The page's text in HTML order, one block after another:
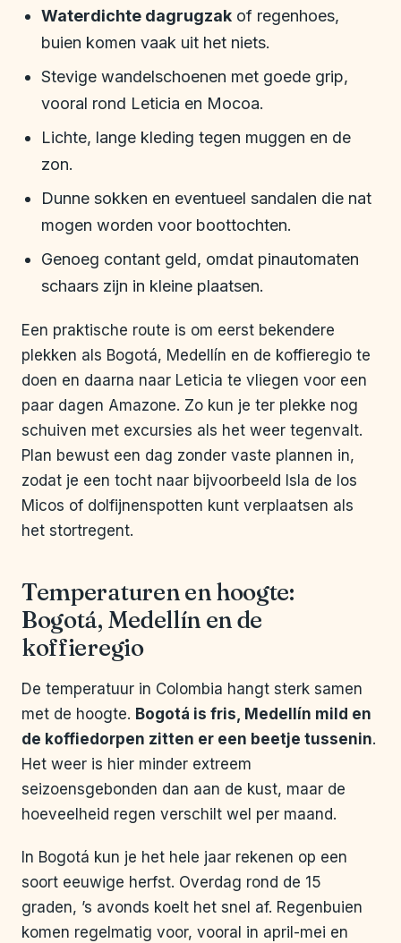
Waterdichte dagrugzak of regenhoes,
buien komen vaak uit het niets.
Stevige wandelschoenen met goede grip,
vooral rond Leticia en Mocoa.
Lichte, lange kleding tegen muggen en de
zon.
Dunne sokken en eventueel sandalen die nat
mogen worden voor boottochten.
Genoeg contant geld, omdat pinautomaten
schaars zijn in kleine plaatsen.
Een praktische route is om eerst bekendere
plekken als Bogotá, Medellín en de koffieregio te
doen en daarna naar Leticia te vliegen voor een
paar dagen Amazone. Zo kun je ter plekke nog
schuiven met excursies als het weer tegenvalt.
Plan bewust een dag zonder vaste plannen in,
zodat je een tocht naar bijvoorbeeld Isla de los
Micos of dolfijnenspotten kunt verplaatsen als
het stortregent.
Temperaturen en hoogte:
Bogotá, Medellín en de
koffieregio
De temperatuur in Colombia hangt sterk samen
met de hoogte. Bogotá is fris, Medellín mild en
de koffiedorpen zitten er een beetje tussenin.
Het weer is hier minder extreem
seizoensgebonden dan aan de kust, maar de
hoeveelheid regen verschilt wel per maand.
In Bogotá kun je het hele jaar rekenen op een
soort eeuwige herfst. Overdag rond de 15
graden, ’s avonds koelt het snel af. Regenbuien
komen regelmatig voor, vooral in april-mei en